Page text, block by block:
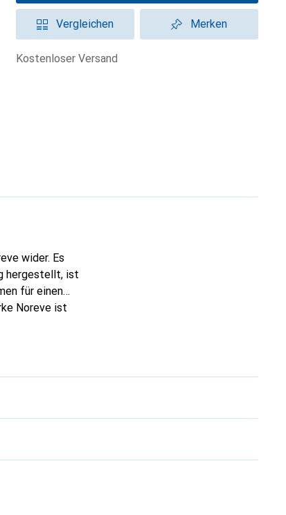
Vergleichen Merken
kostenloser Versand
wider. Es
hergestellt, ist
für einen
Noreve ist